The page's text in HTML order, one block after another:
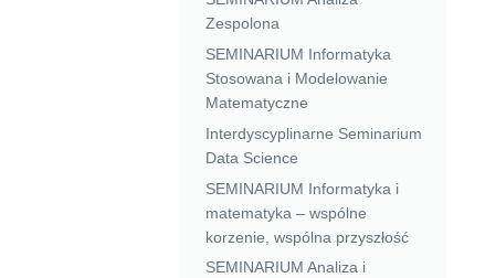
Zespolona
SEMINARIUM Informatyka
Stosowana i Modelowanie
Matematyczne
Interdyscyplinarne Seminarium
Data Science
SEMINARIUM Informatyka i
matematyka – wspólne
korzenie, wspólna przyszłość
SEMINARIUM Analiza i